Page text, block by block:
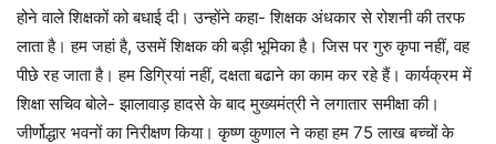
होने वाले शिक्षकों को बधाई दी। उन्होंने कहा- शिक्षक अंधकार से रोशनी की तरफ
लाता है। हम जहां है, उसमें शिक्षक की बड़ी भूमिका है। जिस पर गुरु कृपा नहीं, वह
पीछे रह जाता है। हम डिग्रियां नहीं, दक्षता बढाने का काम कर रहे हैं। कार्यक्रम में
शिक्षा सचिव बोले- झालावाड़ हादसे के बाद मुख्यमंत्री ने लगातार समीक्षा की।
जीर्णोद्धार भवनों का निरीक्षण किया। कृष्ण कुणाल ने कहा हम 75 लाख बच्चों के